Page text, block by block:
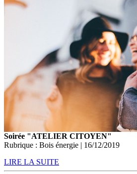
Soirée "ATELIER CITOYEN"
Rubrique : Bois énergie | 16/12/2019
LIRE LA SUITE